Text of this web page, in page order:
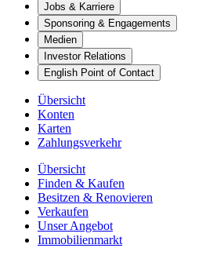
Jobs & Karriere
Sponsoring & Engagements
Medien
Investor Relations
English Point of Contact
Übersicht
Konten
Karten
Zahlungsverkehr
Übersicht
Finden & Kaufen
Besitzen & Renovieren
Verkaufen
Unser Angebot
Immobilienmarkt